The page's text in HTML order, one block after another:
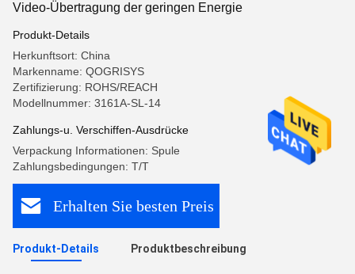
Video-Übertragung der geringen Energie
Produkt-Details
Herkunftsort: China
Markenname: QOGRISYS
Zertifizierung: ROHS/REACH
Modellnummer: 3161A-SL-14
Zahlungs-u. Verschiffen-Ausdrücke
Verpackung Informationen: Spule
Zahlungsbedingungen: T/T
Erhalten Sie besten Preis
Produkt-Details Produktbeschreibung